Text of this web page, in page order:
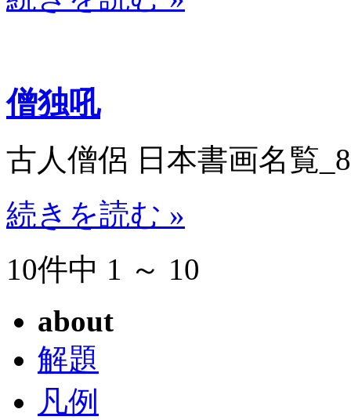
僧独吼
古人僧侶 日本書画名覧
続きを読む »
10件中 1 ～ 10
about
解題
凡例